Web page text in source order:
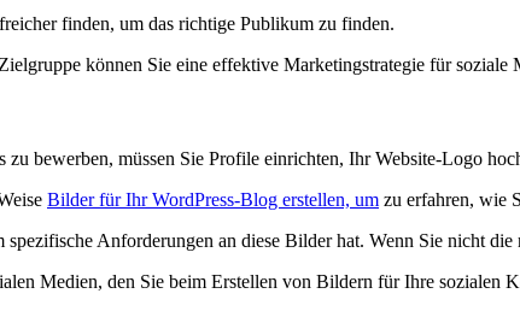
finden, um das richtige Publikum zu finden.
können Sie eine effektive Marketingstrategie für soziale
bewerben, müssen Sie Profile einrichten, Ihr Website-Logo
Bilder für Ihr WordPress-Blog erstellen, um zu erfahren, wie
Anforderungen an diese Bilder hat. Wenn Sie nicht
Medien, den Sie beim Erstellen von Bildern für Ihre sozialen